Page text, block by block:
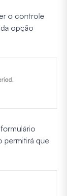
o controle
opção
permitirá que